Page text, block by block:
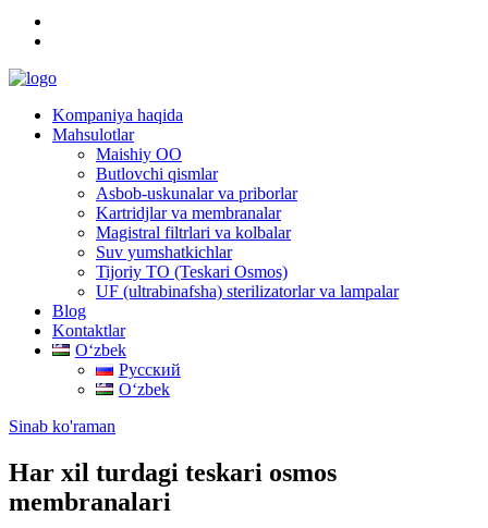
Kompaniya haqida
Mahsulotlar
Maishiy OO
Butlovchi qismlar
Asbob-uskunalar va priborlar
Kartridjlar va membranalar
Magistral filtrlari va kolbalar
Suv yumshatkichlar
Tijoriy TO (Teskari Osmos)
UF (ultrabinafsha) sterilizatorlar va lampalar
Blog
Kontaktlar
Oʻzbek
Русский
Oʻzbek
Sinab ko'raman
Har xil turdagi teskari osmos
membranalari